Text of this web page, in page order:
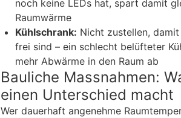
noch keine LEDs hat, spart damit
Raumwärme
Kühlschrank: Nicht zustellen,
frei sind – ein schlecht belüfteter
mehr Abwärme in den Raum ab
Bauliche Massnahmen:
einen Unterschied macht
Wer dauerhaft angenehme